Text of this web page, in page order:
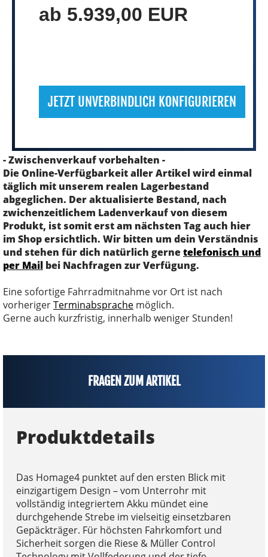
ab 5.939,00 EUR
JETZT UNVERBINDLICH KONFIGURIEREN
- Zwischenverkauf vorbehalten -
Die Online-Verfügbarkeit aller Artikel wird einmal
täglich mit unserem realen Lagerbestand
abgeglichen. Der aktualisierte Bestand, nach
zwichenzeitlichem Ladenverkauf von diesem
Produkt, ist somit erst am nächsten Tag auch hier
im Shop ersichtlich. Wir bitten um dein Verständnis
und stehen für dich natürlich gernetelefonisch und
per Mail bei Nachfragen zur Verfügung.
Eine sofortige Fahrradmitnahme vor Ort ist nach
vorherigerTerminabsprache möglich.
Gerne auch kurzfristig, innerhalb weniger Stunden!
FRAGEN ZUM ARTIKEL
Produktdetails
Das Homage4 punktet auf den ersten Blick mit
einzigartigem Design – vom Unterrohr mit
vollständig integriertem Akku mündet eine
durchgehende Strebe im vielseitig einsetzbaren
Gepäckträger. Für höchsten Fahrkomfort und
Sicherheit sorgen die Riese & Müller Control